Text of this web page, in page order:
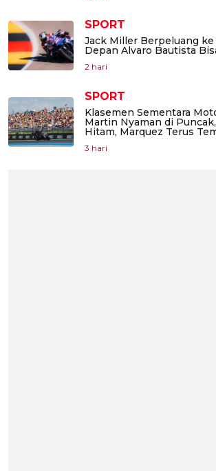
SPORT
Jack Miller Berpeluang ke
Depan Alvaro Bautista
2 hari
SPORT
Klasemen Sementara
Martin Nyaman di
Hitam, Marquez Terus
3 hari